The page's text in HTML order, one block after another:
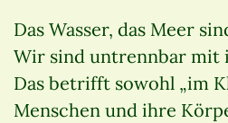
Das Wasser, das Meer
Wir sind untrennbar mit
Das betrifft sowohl „im
Menschen und ihre